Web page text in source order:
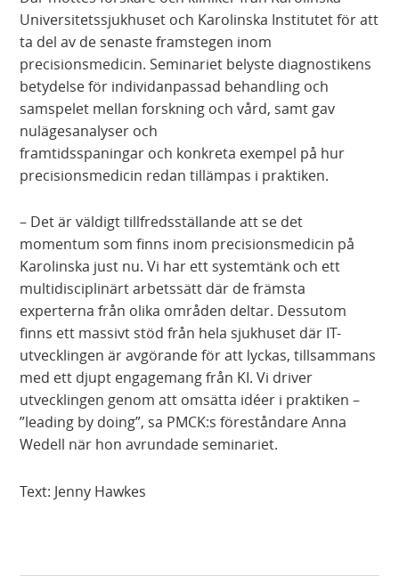
Universitetssjukhuset och Karolinska Institutet för att
ta del av de senaste framstegen inom
precisionsmedicin. Seminariet belyste diagnostikens
betydelse för individanpassad behandling och
samspelet mellan forskning och vård, samt gav
nulägesanalyser och
framtidsspaningar och konkreta exempel på hur
precisionsmedicin redan tillämpas i praktiken.
– Det är väldigt tillfredsställande att se det
momentum som finns inom precisionsmedicin på
Karolinska just nu. Vi har ett systemtänk och ett
multidisciplinärt arbetssätt där de främsta
experterna från olika områden deltar. Dessutom
finns ett massivt stöd från hela sjukhuset där IT-
utvecklingen är avgörande för att lyckas, tillsammans
med ett djupt engagemang från KI. Vi driver
utvecklingen genom att omsätta idéer i praktiken –
”leading by doing”, sa PMCK:s föreståndare Anna
Wedell när hon avrundade seminariet.
Text: Jenny Hawkes